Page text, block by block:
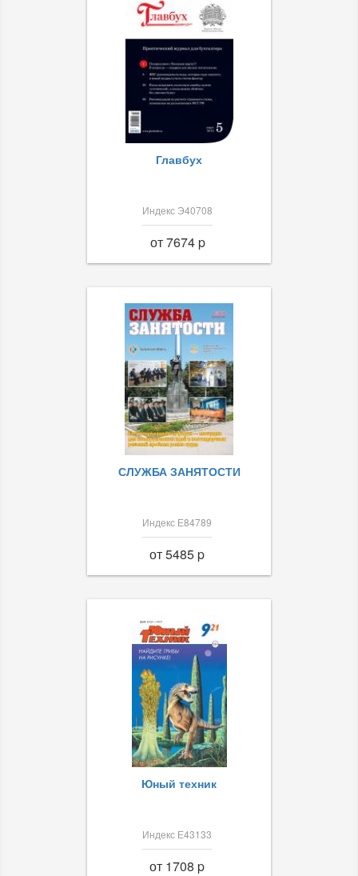
Главбух
Индекс Э40708
от 7674 p
СЛУЖБА ЗАНЯТОСТИ
Индекс Е84789
от 5485 p
Юный техник
Индекс Е43133
от 1708 p